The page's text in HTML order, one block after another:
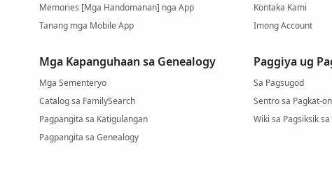
Memories [Mga Handomanan] nga App
Tanang mga Mobile App
Mga Kapanguhaan sa Genealogy
Mga Sementeryo
Catalog sa FamilySearch
Pagpangita sa Katigulangan
Pagpangita sa Genealogy
Kontaka Kami
Imong Account
Paggiya ug
Sa Pagsugod
Sentro sa Pagkat-on
Wiki sa Pagsiksik